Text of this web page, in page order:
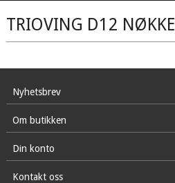
TRIOVING D12
Nyhetsbrev
Om butikken
Din konto
Kontakt oss